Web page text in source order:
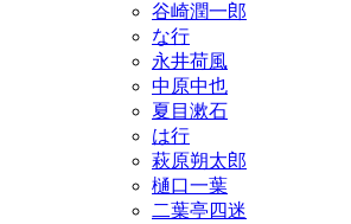
谷崎潤一郎
な行
永井荷風
中原中也
夏目漱石
は行
萩原朔太郎
樋口一葉
二葉亭四迷